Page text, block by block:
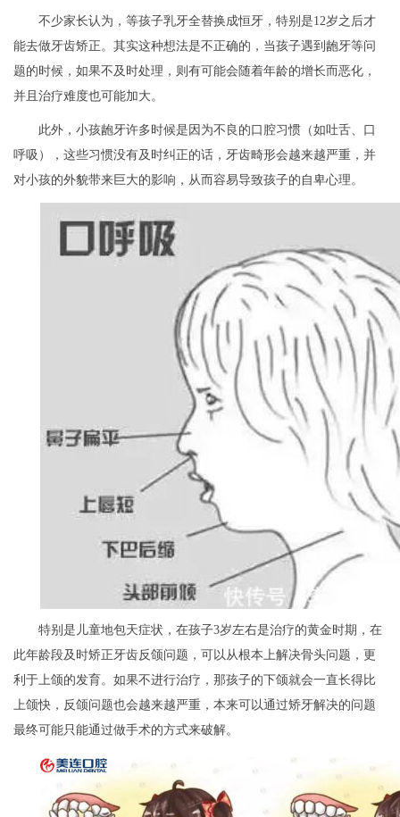
不少家长认为，等孩子乳牙全替换成恒牙，特别是12岁之后才
能去做牙齿矫正。其实这种想法是不正确的，当孩子遇到龅牙等问
题的时候，如果不及时处理，则有可能会随着年龄的增长而恶化，
并且治疗难度也可能加大。
此外，小孩龅牙许多时候是因为不良的口腔习惯（如吐舌、口
呼吸），这些习惯没有及时纠正的话，牙齿畸形会越来越严重，并
对小孩的外貌带来巨大的影响，从而容易导致孩子的自卑心理。
特别是儿童地包天症状，在孩子3岁左右是治疗的黄金时期，在
此年龄段及时矫正牙齿反颌问题，可以从根本上解决骨头问题，更
利于上颌的发育。如果不进行治疗，那孩子的下颌就会一直长得比
上颌快，反颌问题也会越来越严重，本来可以通过矫牙解决的问题
最终可能只能通过做手术的方式来破解。